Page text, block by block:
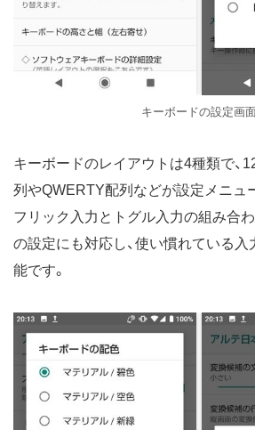
キーボードの設定画
キーボードのレイアウトは4種類で、
列やQWERTY配列などが設定メニュ
フリック入力とトグル入力の組み合
の設定にも対応し、使い慣れている
能です。